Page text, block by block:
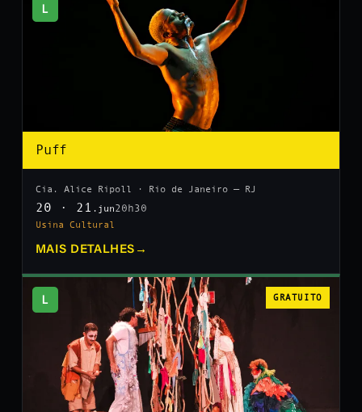
L
Puff
Cia. Alice Ripoll · Rio de Janeiro — RJ
20 · 21 .jun20h30
Usina Cultural
MAIS DETALHES →
L GRATUITO